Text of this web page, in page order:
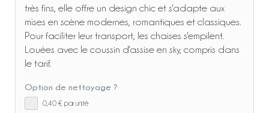
très fins, elle offre un design chic et s'adapte aux
mises en scène modernes, romantiques et classiques.
Pour faciliter leur transport, les chaises s'empilent.
Louées avec le coussin d'assise en sky, compris dans
le tarif.
Option de nettoyage ?
0,40 € par unité